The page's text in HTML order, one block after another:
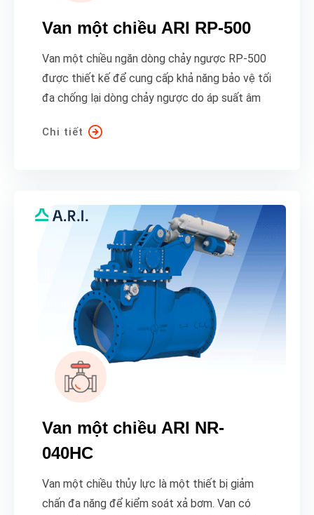
Van một chiều ARI RP-500
Van một chiều ngăn dòng chảy ngược RP-500
được thiết kế để cung cấp khả năng bảo vệ tối
đa chống lại dòng chảy ngược do áp suất âm
Chi tiết
Van một chiều ARI NR-
040HC
Van một chiều thủy lực là một thiết bị giảm
chấn đa năng để kiểm soát xả bơm. Van có